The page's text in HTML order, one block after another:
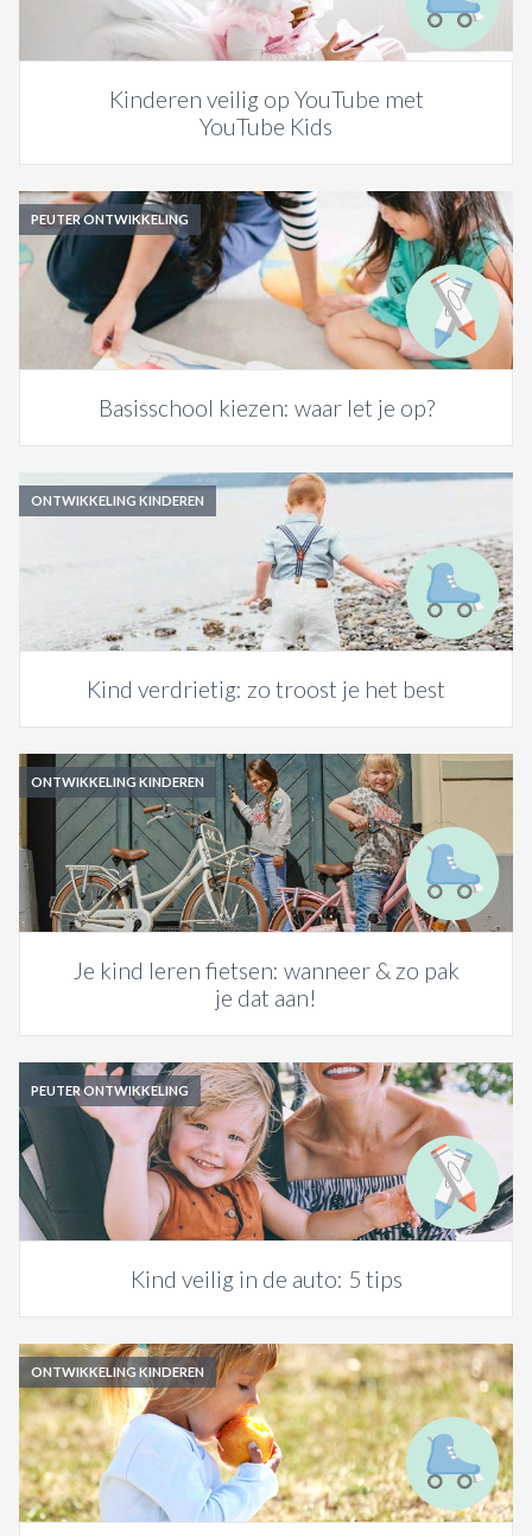
Kinderen veilig op YouTube met
YouTube Kids
PEUTER ONTWIKKELING
Basisschool kiezen: waar let je op?
ONTWIKKELING KINDEREN
Kind verdrietig: zo troost je het best
ONTWIKKELING KINDEREN
Je kind leren fietsen: wanneer & zo pak
je dat aan!
PEUTER ONTWIKKELING
Kind veilig in de auto: 5 tips
ONTWIKKELING KINDEREN